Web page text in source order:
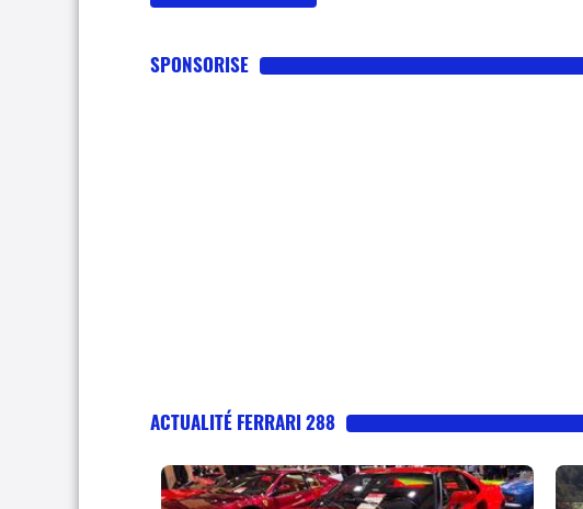
SPONSORISE
ACTUALITÉ FERRARI 288